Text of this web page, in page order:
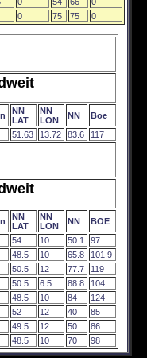
0 75 75 0
NN
LAT
NN
LON
NN
Boe
51.63 13.72 83.6 117
NN
LAT
NN
LON
NN
BOE
54 10 50.1
97
48.5 10 65.8
101.9
50.5 12 77.7
119
50.5 6.5 88.8
104
48.5 10 84
124
52 12 40
85
49.5 12 50
86
48.5 10 70 98